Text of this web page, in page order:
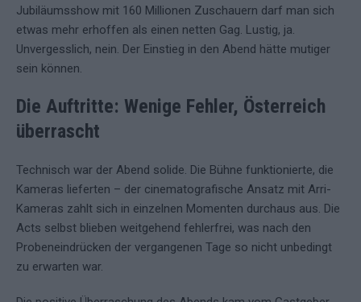
Jubiläumsshow mit 160 Millionen Zuschauern darf man sich
etwas mehr erhoffen als einen netten Gag. Lustig, ja.
Unvergesslich, nein. Der Einstieg in den Abend hätte mutiger
sein können.
Die Auftritte: Wenige Fehler, Österreich
überrascht
Technisch war der Abend solide. Die Bühne funktionierte, die
Kameras lieferten – der cinematografische Ansatz mit Arri-
Kameras zahlt sich in einzelnen Momenten durchaus aus. Die
Acts selbst blieben weitgehend fehlerfrei, was nach den
Probeneindrücken der vergangenen Tage so nicht unbedingt
zu erwarten war.